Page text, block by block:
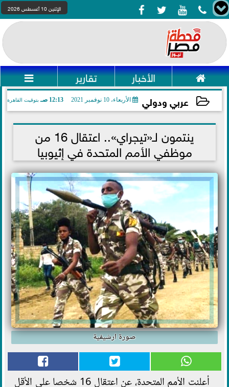
    الإثنين 10 أغسطس 2026
 الأخبار تقارير 
عربي ودولي الأربعاء، 10 نوفمبر 2021 12:13 صـ بتوقيت القاهرة
2021-11-10 00:13:38 ينتمون لـ«تيجراي».. اعتقال 16 من
موظفي الأمم المتحدة في إثيوبيا
صورة ارشيفية
أعلنت الأمم المتحدة، عن اعتقال 16 شخصا على الأقل